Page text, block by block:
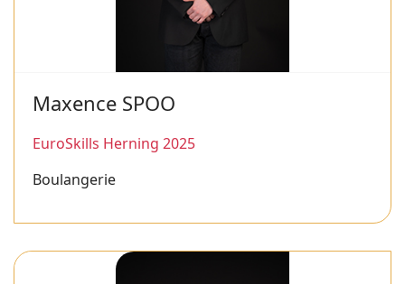
Maxence SPOO
EuroSkills Herning 2025
Boulangerie